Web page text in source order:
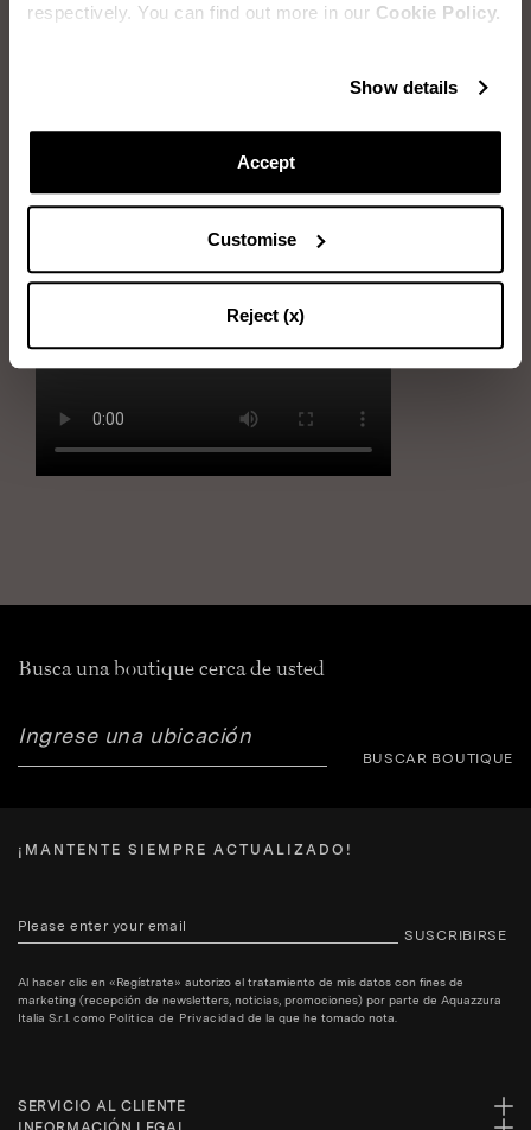
respectively. You can find out more in our Cookie Policy.
Show details
Accept
Customise
Reject (x)
Dos cepillos: cepillo de goma y cepillo de cerdas
Primero, con el cepillo de goma limpiar la piel de ante con
delicadamente la piel de ante en la misma dirección del pelo.
Busca una boutique cerca de usted
BUSCAR BOUTIQUE
¡MANTENTE SIEMPRE ACTUALIZADO!
SUSCRIBIRSE
Al hacer clic en «Regístrate» autorizo el tratamiento de mis datos con fines de
marketing (recepción de newsletters, noticias, promociones) por parte de Aquazzura
Italia S.r.l. como Politica de Privacidad de la que he tomado nota.
SERVICIO AL CLIENTE